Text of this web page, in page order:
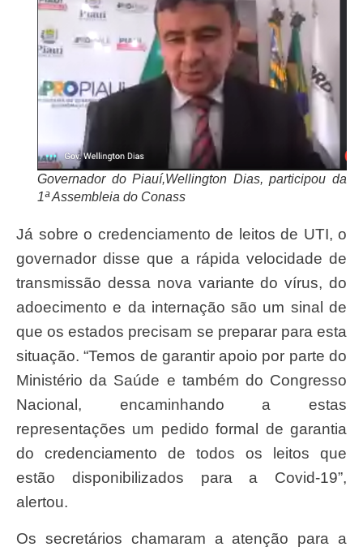
Governador do Piauí,Wellington Dias, participou da
1ª Assembleia do Conass
Já sobre o credenciamento de leitos de UTI, o
governador disse que a rápida velocidade de
transmissão dessa nova variante do vírus, do
adoecimento e da internação são um sinal de
que os estados precisam se preparar para esta
situação. “Temos de garantir apoio por parte do
Ministério da Saúde e também do Congresso
Nacional, encaminhando a estas
representações um pedido formal de garantia
do credenciamento de todos os leitos que
estão disponibilizados para a Covid-19”,
alertou.
Os secretários chamaram a atenção para a